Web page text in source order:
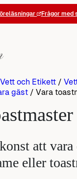
Frågor med
och Etikett /
gäst / Vara
att
eller